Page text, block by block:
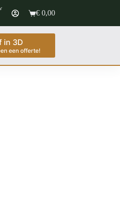
€0,00
in 3D
een offerte!